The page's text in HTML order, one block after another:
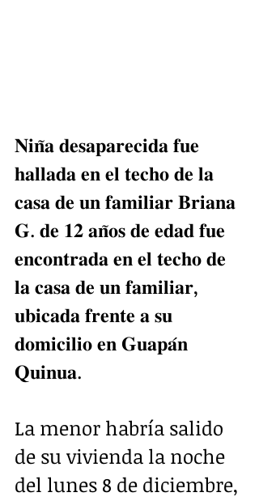
𝐍𝐢𝐧̃𝐚 𝐝𝐞𝐬𝐚𝐩𝐚𝐫𝐞𝐜𝐢𝐝𝐚 𝐟𝐮𝐞
𝐡𝐚𝐥𝐥𝐚𝐝𝐚 𝐞𝐧 𝐞𝐥 𝐭𝐞𝐜𝐡𝐨 𝐝𝐞 𝐥𝐚
𝐜𝐚𝐬𝐚 𝐝𝐞 𝐮𝐧 𝐟𝐚𝐦𝐢𝐥𝐢𝐚𝐫 𝐁𝐫𝐢𝐚𝐧𝐚
𝐆. 𝐝𝐞 𝟏𝟐 𝐚𝐧̃𝐨𝐬 𝐝𝐞 𝐞𝐝𝐚𝐝 𝐟𝐮𝐞
𝐞𝐧𝐜𝐨𝐧𝐭𝐫𝐚𝐝𝐚 𝐞𝐧 𝐞𝐥 𝐭𝐞𝐜𝐡𝐨 𝐝𝐞
𝐥𝐚 𝐜𝐚𝐬𝐚 𝐝𝐞 𝐮𝐧 𝐟𝐚𝐦𝐢𝐥𝐢𝐚𝐫,
𝐮𝐛𝐢𝐜𝐚𝐝𝐚 𝐟𝐫𝐞𝐧𝐭𝐞 𝐚 𝐬𝐮
𝐝𝐨𝐦𝐢𝐜𝐢𝐥𝐢𝐨 𝐞𝐧 𝐆𝐮𝐚𝐩𝐚́𝐧
𝐐𝐮𝐢𝐧𝐮𝐚.
La menor habría salido
de su vivienda la noche
del lunes 8 de diciembre,